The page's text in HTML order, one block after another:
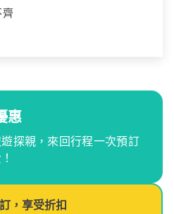
齊
惠
探親，來回行程一次預訂
，享受折扣